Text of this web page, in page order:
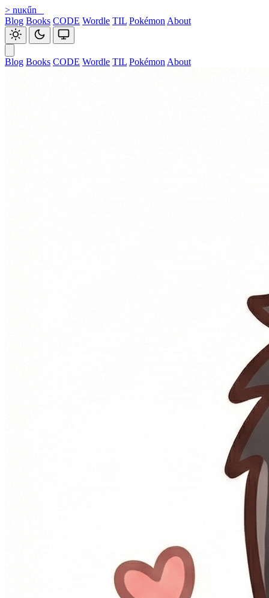
> nuκűn
Blog Books CODE Wordle TIL Pokémon About
Blog Books CODE Wordle TIL Pokémon About